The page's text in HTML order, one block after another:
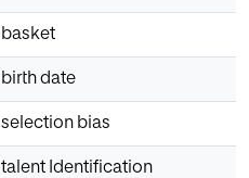
basket
birth date
selection bias
talent Identification